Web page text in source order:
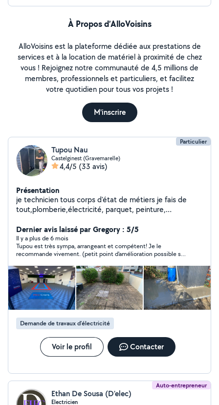
À Propos d’AlloVoisins
AlloVoisins est la plateforme dédiée aux prestations de
services et à la location de matériel à proximité de chez
vous ! Rejoignez notre communauté de 4,5 millions de
membres, professionnels et particuliers, et facilitez
votre quotidien pour tous vos projets !
M'inscrire
Particulier
Tupou Nau
Castelginest (Gravemarelle)
4,4/5 (33 avis)
Présentation
je technicien tous corps d'état de métiers je fais de
tout,plomberie,électricité, parquet, peinture,
et sérieux
Dernier avis laissé par Gregory : 5/5
Il y a plus de 6 mois
Tupou est très sympa, arrangeant et compétent! Je le
recommande vivement. (petit point d'amélioration possible sur
Demande de travaux d’électricité
Voir le profil Contacter
Auto-entrepreneur
Ethan De Sousa (D’elec)
Electricien